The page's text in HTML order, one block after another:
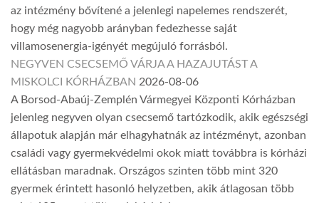
az intézmény bővítené a jelenlegi napelemes rendszerét,
hogy még nagyobb arányban fedezhesse saját
villamosenergia-igényét megújuló forrásból.
NEGYVEN CSECSEMŐ VÁRJA A HAZAJUTÁST A
MISKOLCI KÓRHÁZBAN 2026-08-06
A Borsod-Abaúj-Zemplén Vármegyei Központi Kórházban
jelenleg negyven olyan csecsemő tartózkodik, akik egészségi
állapotuk alapján már elhagyhatnák az intézményt, azonban
családi vagy gyermekvédelmi okok miatt továbbra is kórházi
ellátásban maradnak. Országos szinten több mint 320
gyermek érintett hasonló helyzetben, akik átlagosan több